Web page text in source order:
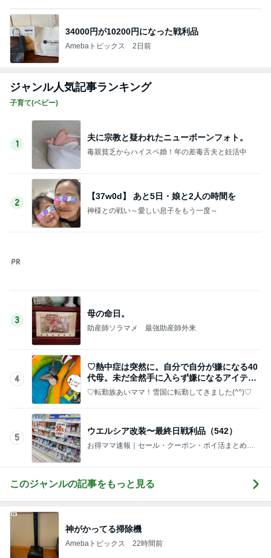
Amebaトピックス 22時間前
Amebaトピックス 2日前
驚いたマンションの窓掃除の方法
Amebaトピックス 1日前
遠藤の妻 歯磨き粉まみれの子の荷物
Amebaトピックス 1日前
Amebaトピックス
記事を読む